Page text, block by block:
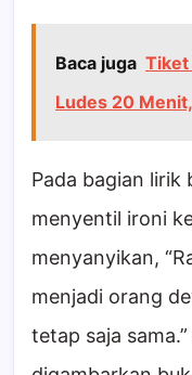
Baca juga Tiket
Ludes 20
Pada bagian lirik
menyentil ironi
menyanyikan,
menjadi orang
tetap saja